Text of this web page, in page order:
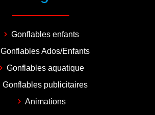
Gonflables enfants
Gonflables Ados/Enfants
Gonflables aquatique
Gonflables publicitaires
Animations